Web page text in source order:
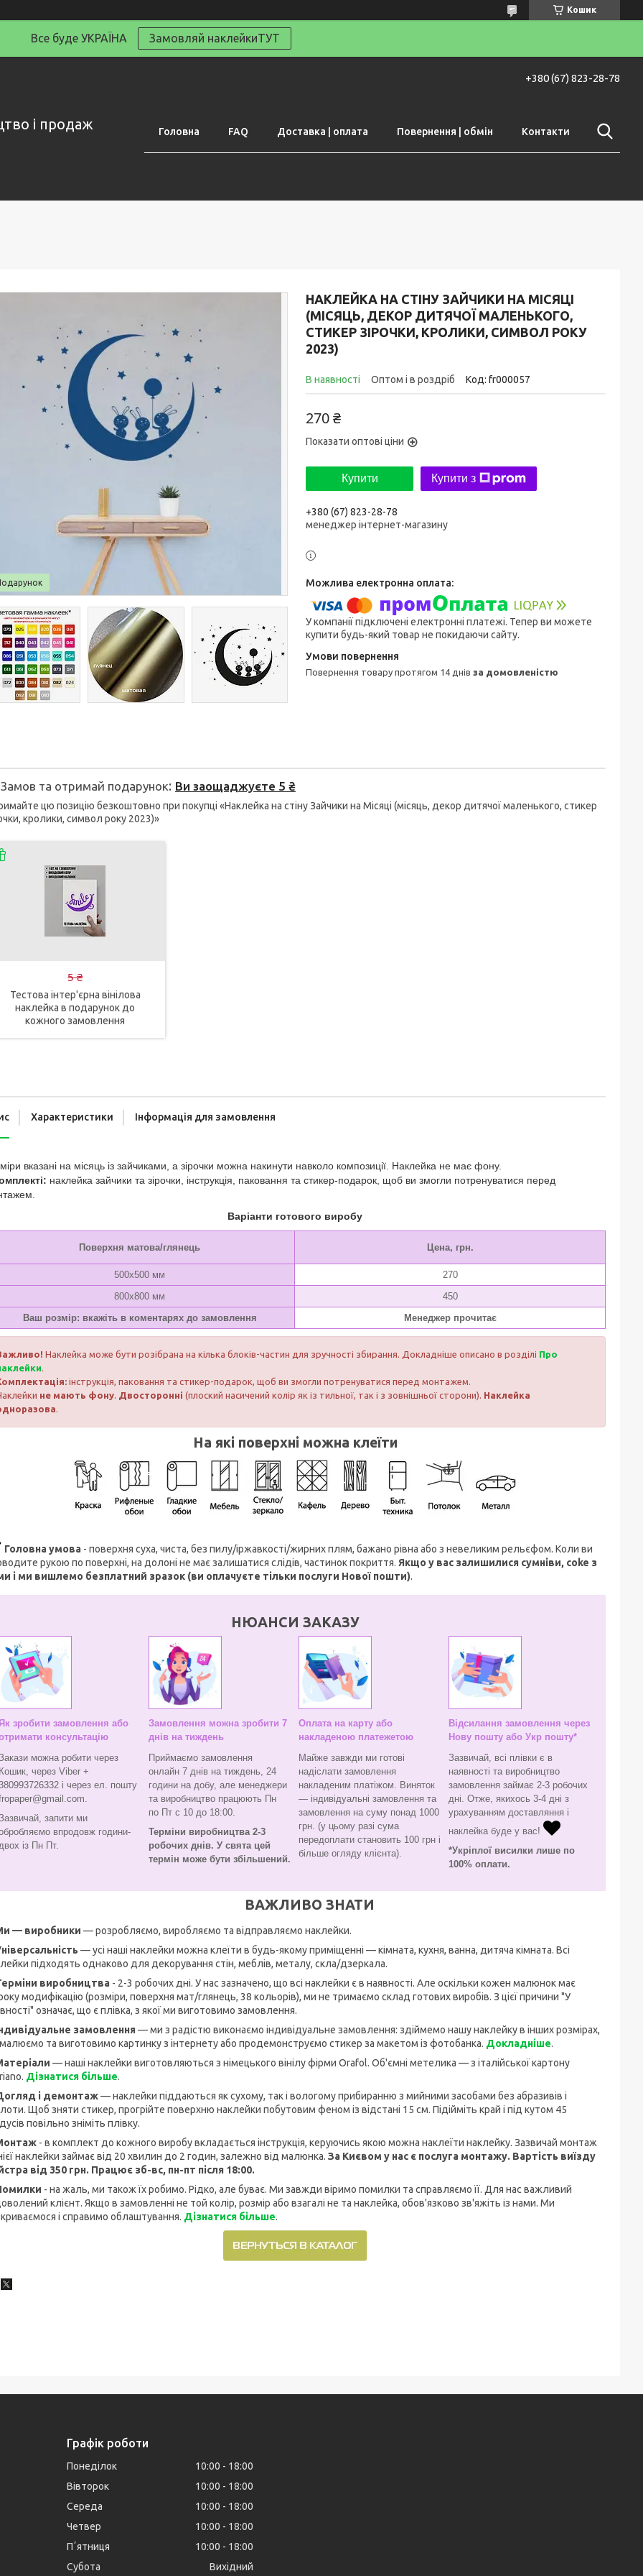
Кошик
Все буде УКРАЇНА Замовляй наклейкиТУТ
+380 (67) 823-28-78
і продаж Головна FAQ Доставка | оплата Повернення | обмін Контакти
НАКЛЕЙКА НА СТІНУ ЗАЙЧИКИ НА МІСЯЦІ
(МІСЯЦЬ, ДЕКОР ДИТЯЧОЇ МАЛЕНЬКОГО,
СТИКЕР ЗІРОЧКИ, КРОЛИКИ, СИМВОЛ РОКУ
2023)
В наявності Оптом і в роздріб Код: fr000057
270 ₴
Показати оптові ціни
Купити Купити з
+380 (67) 823-28-78
менеджер інтернет-магазину
У компанії підключені електронні платежі. Тепер ви можете
купити будь-який товар не покидаючи сайту.
повернення товару протягом 14 днів за домовленістю
Замов та отримай подарунок Ви заощаджуєте 5 ₴
цю позицію безкоштовно при покупці «Наклейка на стіну Зайчики на Місяці (місяць, декор дитячої маленького, стикер
кролики, символ року 2023)»
5 ₴
Тестова інтер'єрна вінілова
наклейка в подарунок до
кожного замовлення
Характеристики Інформація для замовлення
вказані на місяць із зайчиками, а зірочки можна накинути навколо композиції. Наклейка не має фону.
наклейка зайчики та зірочки, інструкція, паковання та стикер-подарок, щоб ви змогли потренуватися перед
Варіанти готового виробу
Поверхня матова/глянець Цена, грн.
500х500 мм
270
800х800 мм
450
Ваш розмір: вкажіть в коментарях до замовлення
Менеджер прочитає
Наклейка може бути розібрана на кілька блоків-частин для зручності збирання. Докладніше описано в розділі Про
.
інструкція, паковання та стикер-подарок, щоб ви змогли потренуватися перед монтажем.
не мають фону. Двосторонні (плоский насичений колір як із тильної, так і з зовнішньої сторони). Наклейка
.
На які поверхні можна клеїти
Головна умова - поверхня суха, чиста, без пилу/іржавкості/жирних плям, бажано рівна або з невеликим рельєфом. Коли ви
рукою по поверхні, на долоні не має залишатися слідів, частинок покриття. Якщо у вас залишилися сумніви, coke з
і ми вишлемо безплатний зразок (ви оплачуєте тільки послуги Нової пошти).
НЮАНСИ ЗАКАЗУ
зробити замовлення або
консультацію
можна робити через
через Viber +
і через ел. пошту
запити ми
впродовж години-
із Пн Пт.
Замовлення можна зробити 7
днів на тиждень
Приймаємо замовлення
онлайн 7 днів на тиждень, 24
години на добу, але менеджери
та виробництво працюють Пн
по Пт с 10 до 18:00.
Терміни виробництва 2-3
робочих днів. У свята цей
термін може бути збільшений.
Оплата на карту або
накладеною платежетою
Майже завжди ми готові
надіслати замовлення
накладеним платіжом. Виняток
— індивідуальні замовлення та
замовлення на суму понад 1000
грн. (у цьому разі сума
передоплати становить 100 грн і
більше огляду клієнта).
Відсилання замовлення через
Нову пошту або Укр пошту*
Зазвичай, всі плівки є в
наявності та виробництво
замовлення займає 2-3 робочих
дні. Отже, якихось 3-4 дні з
урахуванням доставляння і
наклейка буде у вас!
*Укріплої висилки лише по
100% оплати.
ВАЖЛИВО ЗНАТИ
— виробники — розробляємо, виробляємо та відправляємо наклейки.
— усі наші наклейки можна клеїти в будь-якому приміщенні — кімната, кухня, ванна, дитяча кімната. Всі
підходять однаково для декорування стін, меблів, металу, скла/дзеркала.
виробництва - 2-3 робочих дні. У нас зазначено, що всі наклейки є в наявності. Але оскільки кожен малюнок має
модифікацію (розміри, поверхня мат/глянець, 38 кольорів), ми не тримаємо склад готових виробів. З цієї причини "У
означає, що є плівка, з якої ми виготовимо замовлення.
замовлення — ми з радістю виконаємо індивідуальне замовлення: здіймемо нашу наклейку в інших розмірах,
та виготовимо картинку з інтернету або продемонструємо стикер за макетом із фотобанка. Докладніше.
— наші наклейки виготовляються з німецького вінілу фірми Orafol. Об'ємні метелика — з італійської картону
Дізнатися більше.
і демонтаж— наклейки піддаються як сухому, так і вологому прибиранню з мийними засобами без абразивів і
Щоб зняти стикер, прогрійте поверхню наклейки побутовим феном із відстані 15 см. Підійміть край і під кутом 45
повільно зніміть плівку.
- в комплект до кожного виробу вкладається інструкція, керуючись якою можна наклеїти наклейку. Зазвичай монтаж
наклейки займає від 20 хвилин до 2 годин, залежно від малюнка. За Києвом у нас є послуга монтажу. Вартість виїзду
від 350 грн. Працює зб-вс, пн-пт після 18:00.
- на жаль, ми також їх робимо. Рідко, але буває. Ми завжди віримо помилки та справляємо її. Для нас важливий
клієнт. Якщо в замовленні не той колір, розмір або взагалі не та наклейка, обов'язково зв'яжіть із нами. Ми
і справимо облаштування. Дізнатися більше.
Графік роботи
Понеділок 10:00
18:00
Вівторок
10:00
18:00
Середа
10:00
18:00
Четвер
10:00
18:00
Пʼятниця
10:00
18:00
Субота
Вихідний